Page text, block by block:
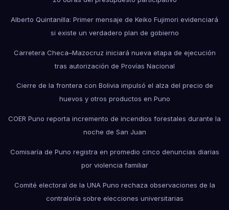
Alberto Quintanilla: Primer mensaje de Keiko Fujimori evidenciará
si existe un verdadero plan de gobierno
Carretera Checa–Mazocruz iniciará nueva etapa de ejecución
tras autorización de Provías Nacional
Cierre de la frontera con Bolivia impulsó el alza del precio de
huevos y otros productos en Puno
COER Puno reporta incremento de incendios forestales durante la
noche de San Juan
Comisaría de Puno registra en promedio cinco denuncias diarias
por violencia familiar
Comité electoral de la UNA Puno rechaza observaciones de la
contraloría sobre elecciones universitarias